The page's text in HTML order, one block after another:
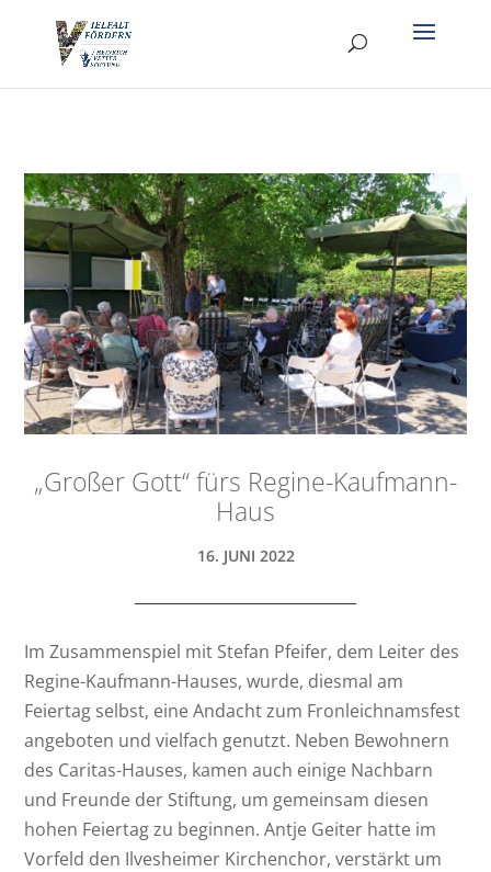
„Großer Gott“ fürs Regine-Kaufmann-
Haus
16. JUNI 2022
Im Zusammenspiel mit Stefan Pfeifer, dem Leiter des
Regine-Kaufmann-Hauses, wurde, diesmal am
Feiertag selbst, eine Andacht zum Fronleichnamsfest
angeboten und vielfach genutzt. Neben Bewohnern
des Caritas-Hauses, kamen auch einige Nachbarn
und Freunde der Stiftung, um gemeinsam diesen
hohen Feiertag zu beginnen. Antje Geiter hatte im
Vorfeld den Ilvesheimer Kirchenchor, verstärkt um